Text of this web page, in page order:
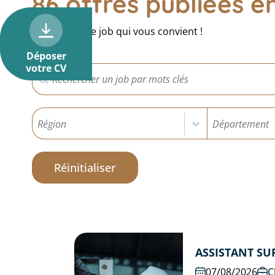
Déposer
votre CV
Recherchez le job qui vous convient !
Recherche Offres Relevanssi
Rechercher
Région
Sélectionnez le contenu
Sélectionnez le contenu
Sélectionnez
Sélectionnez le
Réinitialiser
ASSISTANT
07/08/2026